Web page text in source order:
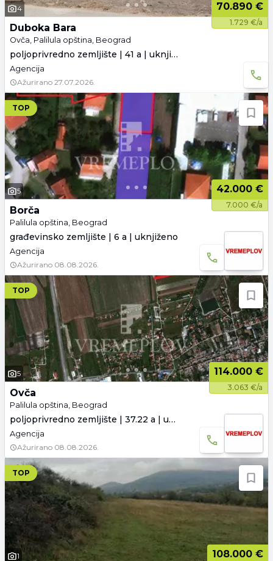
4 70.890 €
1.729 €/a
Duboka Bara
Ovča, Palilula opština, Beograd
poljoprivredno zemljište | 41 a | uknjiženo
Agencija
Ažurirano 27.07.2026.
TOP
5 42.000 €
7.000 €/a
Borča
Palilula opština, Beograd
građevinsko zemljište | 6 a | uknjiženo
Agencija
Ažurirano 08.08.2026.
TOP
5 114.000 €
3.063 €/a
Ovča
Palilula opština, Beograd
poljoprivredno zemljište | 37.22 a | uknjiženo
Agencija
Ažurirano 08.08.2026.
TOP
1 108.000 €